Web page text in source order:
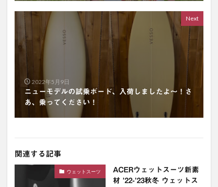
Next
2022年5月9日
ニューモデルの試乗ボード、入荷しましたよ〜！さ
あ、乗ってください！
関連する記事
ウェットスーツ
ACERウェットスーツ新素
材 ’22-’23秋冬 ウェットス